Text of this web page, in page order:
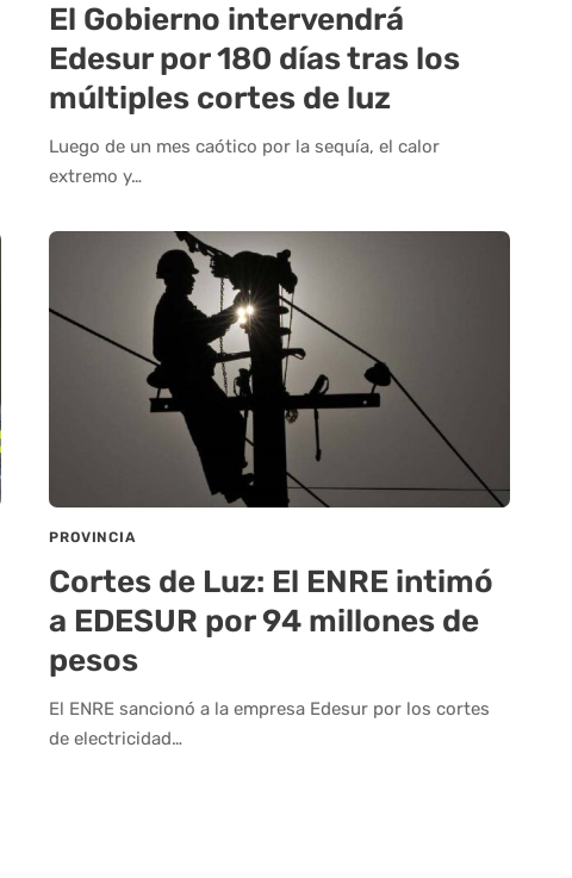
El Gobierno intervendrá
Edesur por 180 días tras los
múltiples cortes de luz
Luego de un mes caótico por la sequía, el calor
extremo y…
PROVINCIA
Cortes de Luz: El ENRE intimó
a EDESUR por 94 millones de
pesos
El ENRE sancionó a la empresa Edesur por los cortes
de electricidad…